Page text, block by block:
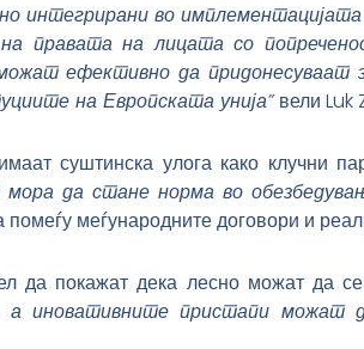
интегрирани во
правата на лицата со
ефективно да придонесуваат
на Европската унија”вели Luk
суштинска улога како клучни
да стане норма во
помеѓу меѓународните договори и
да покажат дека лесно можат да
иновативните пристапи можат